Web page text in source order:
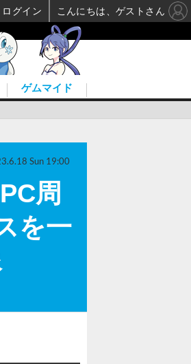
ゲムマイド
周
を一
Sun 19:00
ログイン こんにちは、ゲストさん